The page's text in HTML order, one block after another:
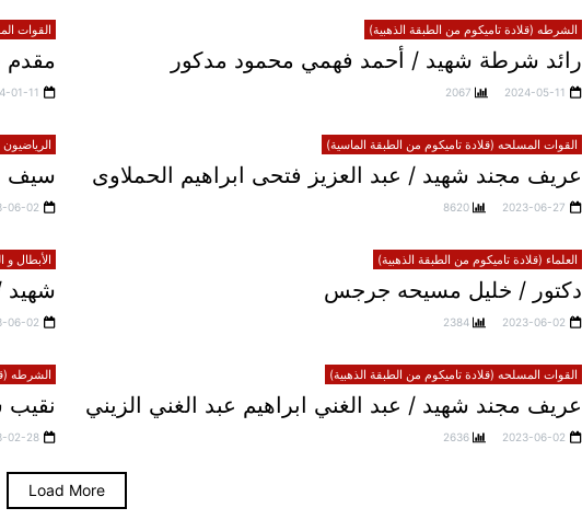
الشرطه (قلادة تاميكوم من الطبقة الذهبية)
رائد شرطة شهيد / أحمد فهمي محمود مدكور
2024-05-11
2067
القوات
مقدم
01-11
القوات المسلحه (قلادة تاميكوم من الطبقة الماسية)
عريف مجند شهيد / عبد العزيز فتحى ابراهيم الحملاوى
2023-06-27
8620
سيف
06-02
العلماء (قلادة تاميكوم من الطبقة الذهبية)
دكتور / خليل مسيحه جرجس
2023-06-02
2384
الأبطال و
شهيد
06-02
القوات المسلحه (قلادة تاميكوم من الطبقة الذهبية)
عريف مجند شهيد / عبد الغني ابراهيم عبد الغني الزيني
2023-06-02
2636
الشرطه
02-28
Load More